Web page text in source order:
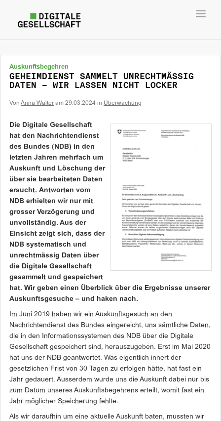
Auskunftsbegehren
GEHEIMDIENST SAMMELT UNRECHTMÄSSIG
DATEN – WIR LASSEN NICHT LOCKER
Von Anna Walter am 29.03.2024 in Überwachung
Die Digitale Gesellschaft
hat den Nachrichtendienst
des Bundes (NDB) in den
letzten Jahren mehrfach um
Auskunft und Löschung der
über sie bearbeiteten Daten
ersucht. Antworten vom
NDB erhielten wir nur mit
grosser Verzögerung und
unvollständig. Aus der
Einsicht zeigt sich, dass der
NDB systematisch und
unrechtmässig Daten über
die Digitale Gesellschaft
gesammelt und gespeichert
hat. Wir geben einen Überblick über die Ergebnisse unserer
Auskunftsgesuche – und haken nach.
Im Juni 2019 haben wir ein Auskunftsgesuch an den
Nachrichtendienst des Bundes eingereicht, uns sämtliche Daten,
die in den Informationssystemen des NDB über die Digitale
Gesellschaft gespeichert sind, herauszugeben. Erst im Mai 2020
hat uns der NDB geantwortet. Was eigentlich innert der
gesetzlichen Frist von 30 Tagen zu erfolgen hätte, hat fast ein
Jahr gedauert. Ausserdem wurde uns die Auskunft dabei nur bis
zum Datum unseres Auskunftsbegehrens erteilt, womit fast ein
Jahr möglicher Speicherung fehlte.
Als wir daraufhin um eine aktuelle Auskunft baten, mussten wir